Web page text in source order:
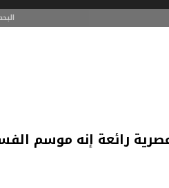
رائعة إنه موسم